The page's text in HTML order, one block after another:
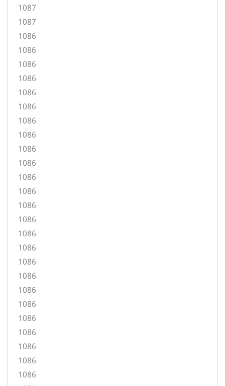
1087
1087
1086
1086
1086
1086
1086
1086
1086
1086
1086
1086
1086
1086
1086
1086
1086
1086
1086
1086
1086
1086
1086
1086
1086
1086
1086